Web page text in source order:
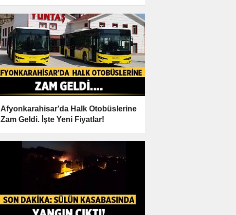
Afyonkarahisar'da Halk Otobüslerine
Zam Geldi. İşte Yeni Fiyatlar!